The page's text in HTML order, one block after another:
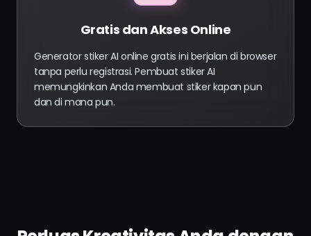
Gratis dan Akses Online
Generator stiker AI online gratis ini berjalan di browser
tanpa perlu registrasi. Pembuat stiker AI
memungkinkan Anda membuat stiker kapan pun
dan di mana pun.